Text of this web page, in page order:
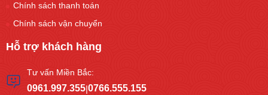
Chính sách thanh toán
Chính sách vận chuyển
Hỗ trợ khách hàng
Tư vấn Miền Bắc:
0961.997.355|0766.555.155